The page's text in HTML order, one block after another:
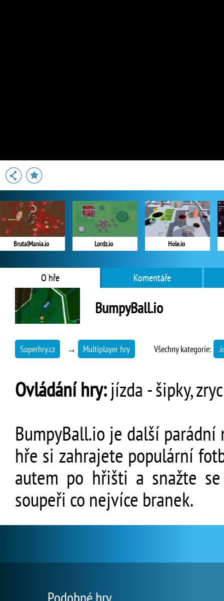
BrutalMania.io Lordz.io Hole.io
O hře Komentáře
BumpyBall.io
Superhry.cz → Multiplayer hry Všechny kategorie:
Ovládání hry:jízda - šipky,
BumpyBall.io je další
hře si zahrajete populární
autem po hřišti a snažte
soupeři co nejvíce branek.